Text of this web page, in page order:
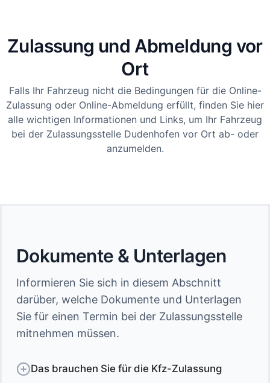
Zulassung und Abmeldung vor
Ort
Falls Ihr Fahrzeug nicht die Bedingungen für die Online-
Zulassung oder Online-Abmeldung erfüllt, finden Sie hier
alle wichtigen Informationen und Links, um Ihr Fahrzeug
bei der Zulassungsstelle Dudenhofen vor Ort ab- oder
anzumelden.
Dokumente & Unterlagen
Informieren Sie sich in diesem Abschnitt
darüber, welche Dokumente und Unterlagen
Sie für einen Termin bei der Zulassungsstelle
mitnehmen müssen.
Das brauchen Sie für die Kfz-Zulassung